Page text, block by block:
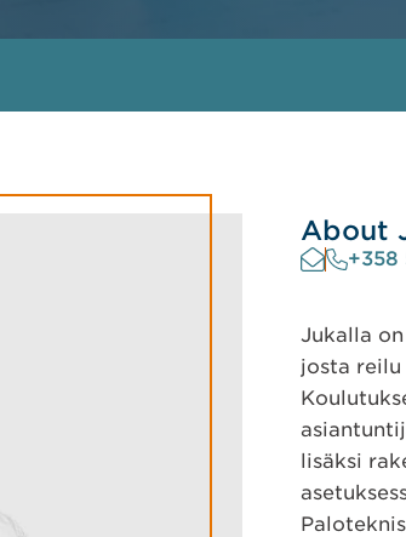
About
+358
Jukalla
josta reilu
lisäksi